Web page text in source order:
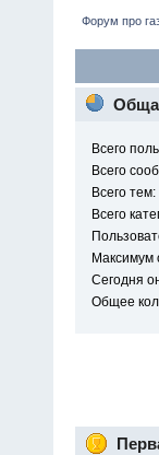
Форум про
Всего
Всего
Всего тем:
Всего
Максимум
Сегодня
Общее